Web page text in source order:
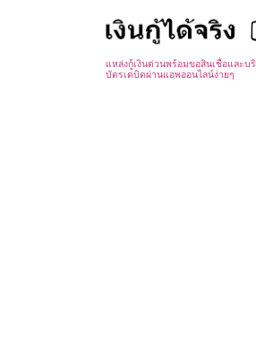
แหล่งกู้เงินด่วนพร้อมขอสินเชื่อและบ
บัตรเดบิตผ่านแอพออนไลน์ง่ายๆ